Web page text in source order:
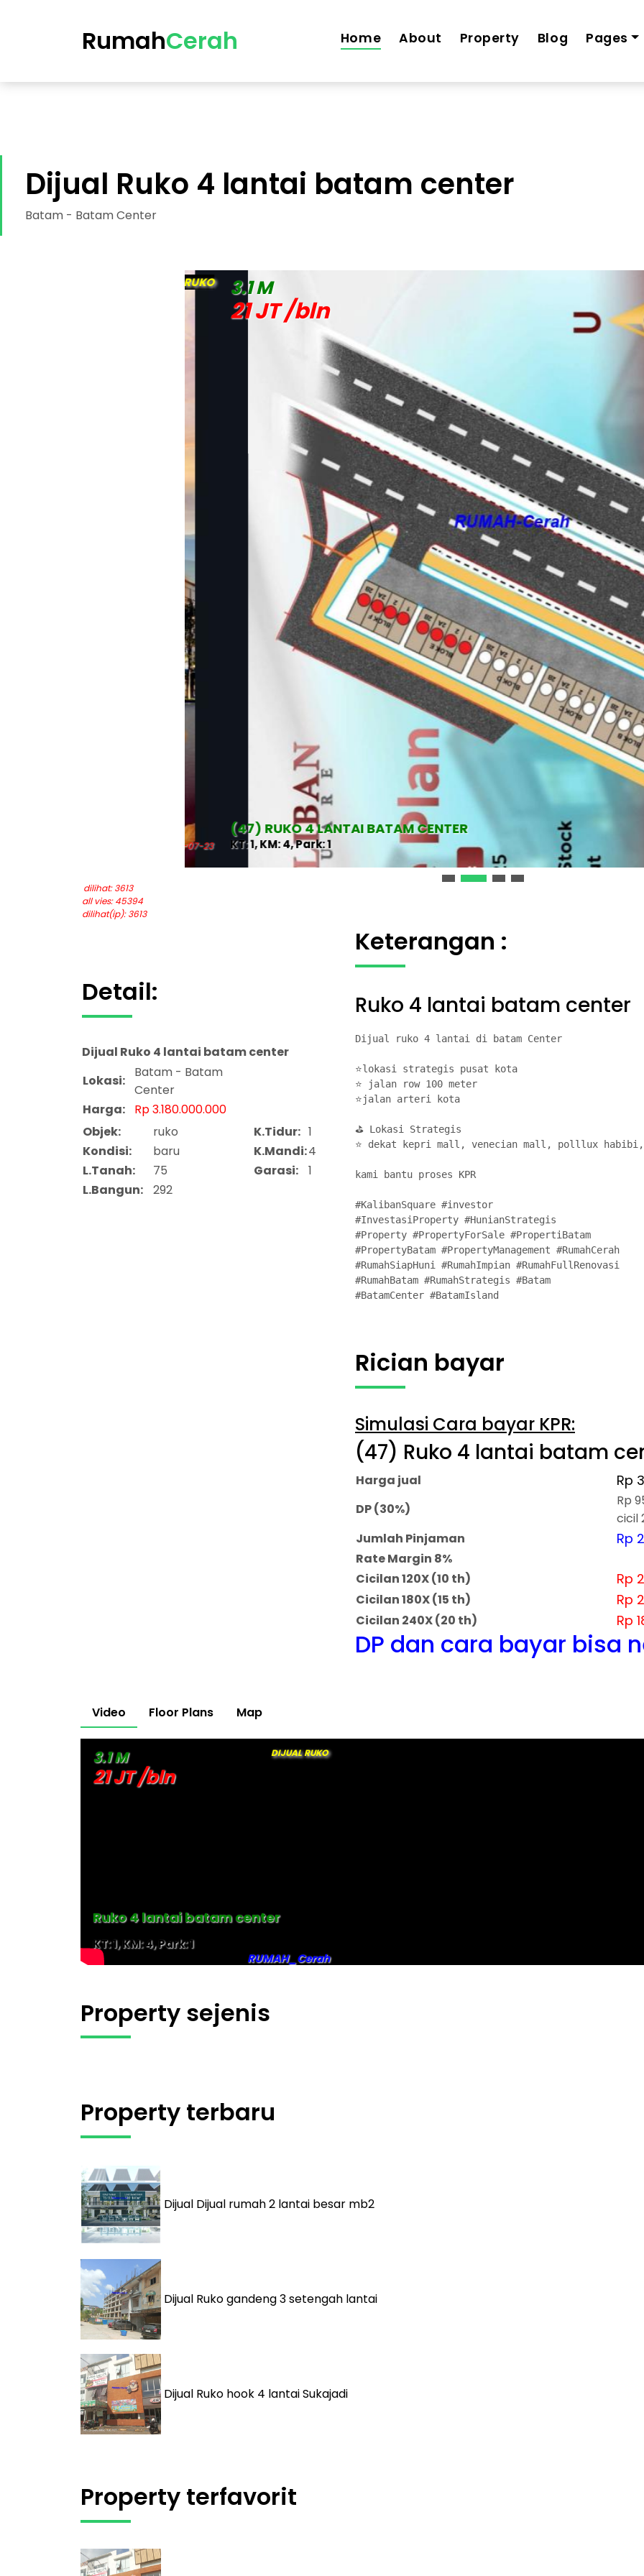
RumahCerah Home About Property Blog Pages
Dijual Ruko 4 lantai batam center
Batam - Batam Center
3.1 M
21 JT /bln
(47) RUKO 4 LANTAI BATAM CENTER
KT: 1, KM: 4, Park: 1
dilihat: 3613
all vies: 45394
dilihat(ip): 3613
Detail:
Dijual Ruko 4 lantai batam center
Lokasi:
Batam - Batam
Center
Harga:
Rp 3.180.000.000
Objek:
ruko K.Tidur: 1
Kondisi:
baru K.Mandi:4
L.Tanah:
75 Garasi:
1
L.Bangun:
292
Keterangan :
Ruko 4 lantai batam center
Dijual ruko 4 lantai di batam Center
⭐lokasi strategis pusat kota
⭐ jalan row 100 meter
⭐jalan arteri kota
⛳ Lokasi Strategis
⭐ dekat kepri mall, venecian mall, polllux
kami bantu proses KPR
#KalibanSquare #investor
#InvestasiProperty #HunianStrategis
#Property #PropertyForSale #PropertiBatam
#PropertyBatam #PropertyManagement #RumahCerah
#RumahSiapHuni #RumahImpian #RumahFullRenovasi
#RumahBatam #RumahStrategis #Batam
#BatamCenter #BatamIsland
Rician bayar
Simulasi Cara bayar KPR:
(47) Ruko 4 lantai batam
Harga jual Rp
DP (30%)
Rp
cicil
Jumlah Pinjaman Rp
Rate Margin 8%
Cicilan 120X (10 th)
Rp
Cicilan 180X (15 th) Rp
Cicilan 240X (20 th) Rp
DP dan cara bayar bisa
Video Floor Plans Map
3.1 M DIJUAL RUKO
21 JT /bln
Ruko 4 lantai batam center
KT: 1, KM: 4, Park: 1
RUMAH_Cerah
Property sejenis
Property terbaru
Dijual Dijual rumah 2 lantai besar mb2
Dijual Ruko gandeng 3 setengah lantai
Dijual Ruko hook 4 lantai Sukajadi
Property terfavorit